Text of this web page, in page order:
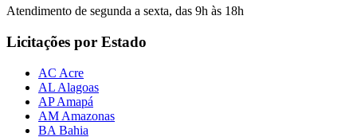
Atendimento de segunda a sexta, das 9h às 18h
Licitações por Estado
AC Acre
AL Alagoas
AP Amapá
AM Amazonas
BA Bahia